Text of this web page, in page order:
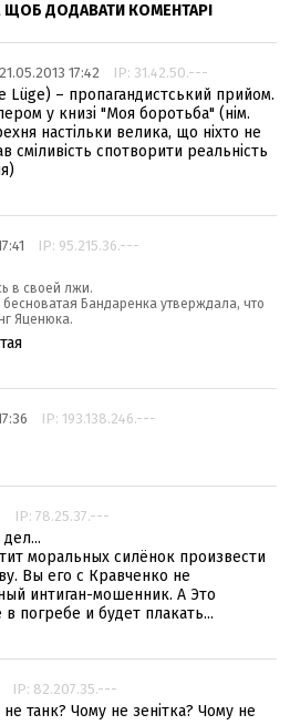
ЩОБ ДОДАВАТИ КОМЕНТАРІ
17:42 IP: 31.42.50.---
Lüge) – пропагандистський прийом.
у книзі "Моя боротьба" (нім.
настільки велика, що ніхто не
сміливість спотворити реальність
IP: 95.215.36.---
в своей лжи.
бесноватая Бандаренка утверждала, что
Яценюка.
IP: 193.138.246.---
IP: 78.25.37.---
моральных силёнок произвести
Вы его с Кравченко не
интиган-мошенник. А Это
погребе и будет плакать...
IP: 82.207.35.---
танк? Чому не зенітка? Чому не